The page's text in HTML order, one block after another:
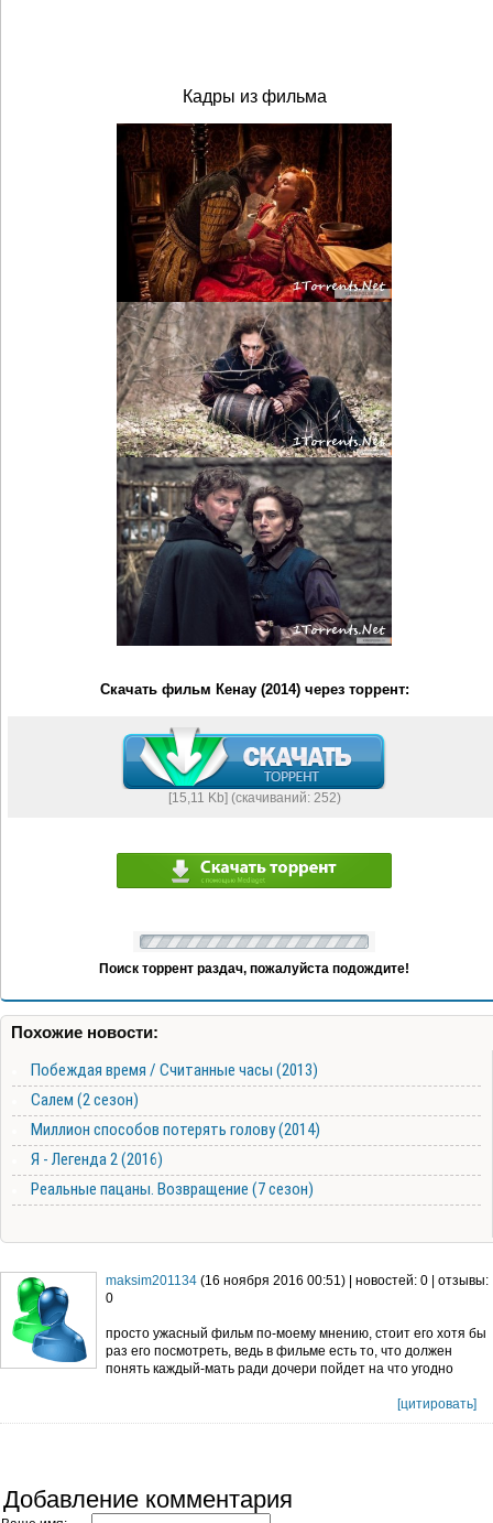
Кадры из фильма
Скачать фильм Кенау (2014) через торрент:
[15,11 Kb] (cкачиваний: 252)
Поиск торрент раздач, пожалуйста подождите!
Похожие новости:
Побеждая время / Считанные часы (2013)
Салем (2 сезон)
Миллион способов потерять голову (2014)
Я - Легенда 2 (2016)
Реальные пацаны. Возвращение (7 сезон)
maksim201134 (16 ноября 2016 00:51) | новостей: 0 | отзывы:
0
просто ужасный фильм по-моему мнению, стоит его хотя бы
раз его посмотреть, ведь в фильме есть то, что должен
понять каждый-мать ради дочери пойдет на что угодно
[цитировать]
Добавление комментария